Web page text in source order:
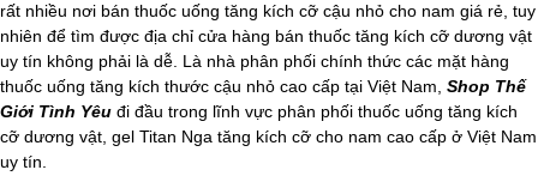
rất nhiều nơi bán thuốc uống tăng kích cỡ cậu nhỏ cho nam giá rẻ, tuy
nhiên để tìm được địa chỉ cửa hàng bán thuốc tăng kích cỡ dương vật
uy tín không phải là dễ. Là nhà phân phối chính thức các mặt hàng
thuốc uống tăng kích thước cậu nhỏ cao cấp tại Việt Nam, Shop Thế
Giới Tình Yêu đi đầu trong lĩnh vực phân phối thuốc uống tăng kích
cỡ dương vật, gel Titan Nga tăng kích cỡ cho nam cao cấp ở Việt Nam
uy tín.